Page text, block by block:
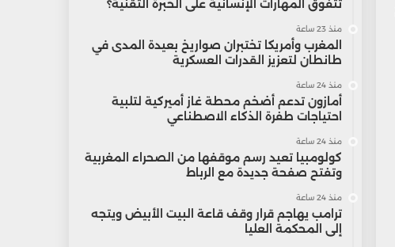
تتفوق المهارات الإنسانية على الخبرة التقنية؟
منذ 23 ساعة
المغرب وأمريكا تختبران صواريخ بعيدة المدى في
طانطان لتعزيز القدرات العسكرية
منذ 24 ساعة
أمازون تدعم أضخم محطة غاز أميركية لتلبية
احتياجات طفرة الذكاء الاصطناعي
منذ 24 ساعة
كولومبيا تعيد رسم موقفها من الصحراء المغربية
وتفتح صفحة جديدة مع الرباط
منذ 24 ساعة
ترامب يهاجم قرار وقف قاعة البيت الأبيض ويتجه
إلى المحكمة العليا